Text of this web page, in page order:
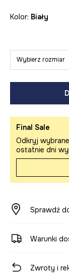
Kolor: biały
Wybierz rozmiar
Final Sale
Odkryj
ostatnie dni
Sprawdź
Warunki
Zwroty i